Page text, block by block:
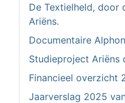
De Textielheld, door
Ariëns.
Documentaire
Studieproject Ariëns
Financieel overzicht
Jaarverslag 2025